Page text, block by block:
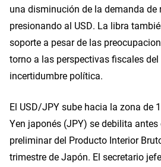
una disminución de la demanda de
presionando al USD. La libra
soporte a pesar de las
torno a las perspectivas fiscales del
incertidumbre política.
El USD/JPY sube hacia la zona de
Yen japonés (JPY) se debilita
preliminar del Producto Interior
trimestre de Japón. El secretario